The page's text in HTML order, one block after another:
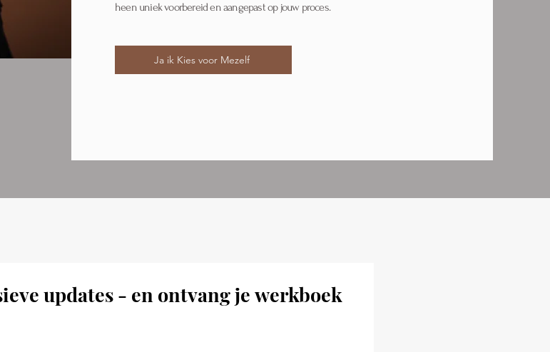
heen uniek voorbereid en aangepast op jouw proces.
Ja ik Kies voor Mezelf
updates - en ontvang je werkboek